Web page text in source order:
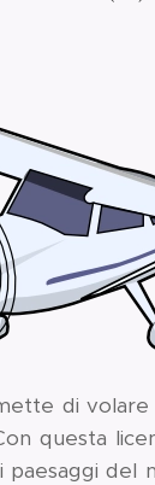
di
questa
del